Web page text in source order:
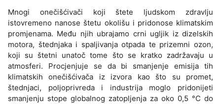
Mnogi onečišćivači koji štete ljudskom zdravlju
istovremeno nanose štetu okolišu i pridonose klimatskim
promjenama. Među njih ubrajamo crni ugljik iz dizelskih
motora, štednjaka i spaljivanja otpada te prizemni ozon,
koji su štetni unatoč tome što se kratko zadržavaju u
atmosferi. Procjenjuje se da bi smanjenje emisija tih
klimatskih onečišćivača iz izvora kao što su promet,
štednjaci, poljoprivreda i industrija moglo pridonijeti
smanjenju stope globalnog zatopljenja za oko 0,5 °C do